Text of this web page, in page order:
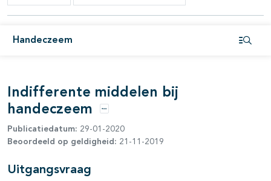
Handeczeem
open- en dichtklappen
Indifferente middelen bij
handeczeem
Opties
Publicatiedatum: 29-01-2020
Beoordeeld op geldigheid: 21-11-2019
Uitgangsvraag